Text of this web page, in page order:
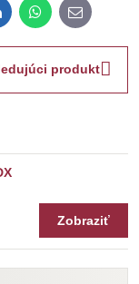
WhatsApp
E-
mail
produkt
Zobraziť